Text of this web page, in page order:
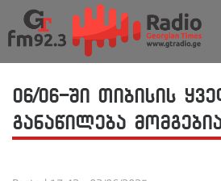
06/06-ში თიბისის
განაწილება